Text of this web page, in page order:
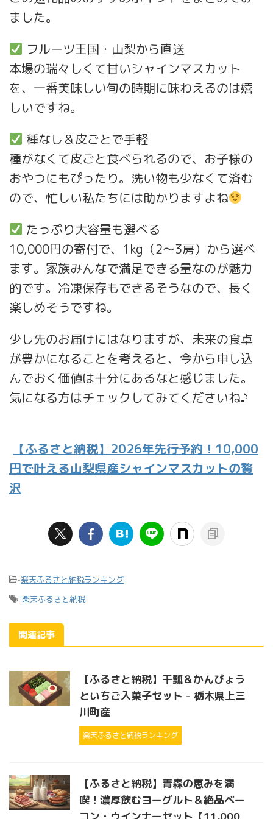
ました。
フルーツ王国・山梨から直送
本場の瑞々しくて甘いシャインマスカット
を、一番美味しい旬の時期に味わえるのは嬉
しいですね。
種なし＆皮ごとで手軽
種がなくて皮ごと食べられるので、お子様の
おやつにもぴったり。洗い物も少なくて済む
ので、忙しい私たちには助かりますよね
たっぷり大容量も選べる
10,000円の寄付で、1kg（2～3房）から選べ
ます。家族みんなで満足できる量なのが魅力
的です。冷凍保存もできるそうなので、長く
楽しめそうですね。
少し先のお届けにはなりますが、未来の食卓
が豊かになることを考えると、今から申し込
んでおく価値は十分にあるなと感じました。
気になる方はチェックしてみてくださいね♪
【ふるさと納税】2026年先行予約！10,000
円で叶える山梨県産シャインマスカットの贅
沢
-楽天ふるさと納税ランキング
-楽天ふるさと納税
関連記事
【ふるさと納税】干瓢＆かんぴょう
といちご入菓子セット - 栃木県上三
川町産
楽天ふるさと納税ランキング
【ふるさと納税】青森の恵みを満
喫！濃厚飲むヨーグルト＆絶品ベー